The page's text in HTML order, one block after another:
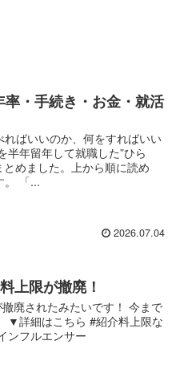
・手続き・お金・就活
ばいいのか、何をすればいい
年留年して就職した”ひら
めました。上から順に読め
。 「...
2026.07.04
上限が撤廃！
廃されたみたいです！ 今まで
▼詳細はこちら #紹介料上限な
ンフルエンサー